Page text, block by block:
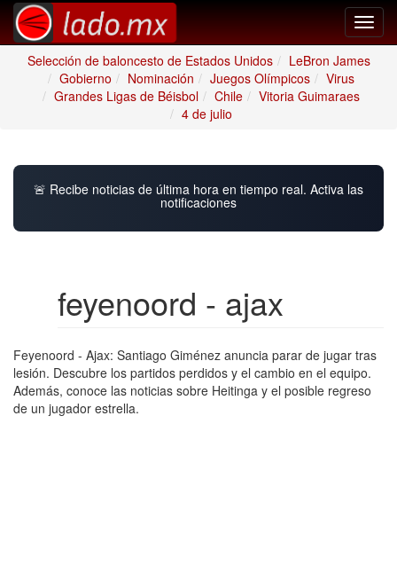
Selección de baloncesto de Estados Unidos
LeBron James
Gobierno
Nominación Juegos Olímpicos
Virus
Grandes Ligas de Béisbol
Chile
Vitoria Guimaraes
4 de julio
🚨 Recibe noticias de última hora en tiempo real. Activa las
notificaciones
feyenoord - ajax
Feyenoord - Ajax: Santiago Giménez anuncia parar de jugar tras
lesión. Descubre los partidos perdidos y el cambio en el equipo.
Además, conoce las noticias sobre Heitinga y el posible regreso
de un jugador estrella.